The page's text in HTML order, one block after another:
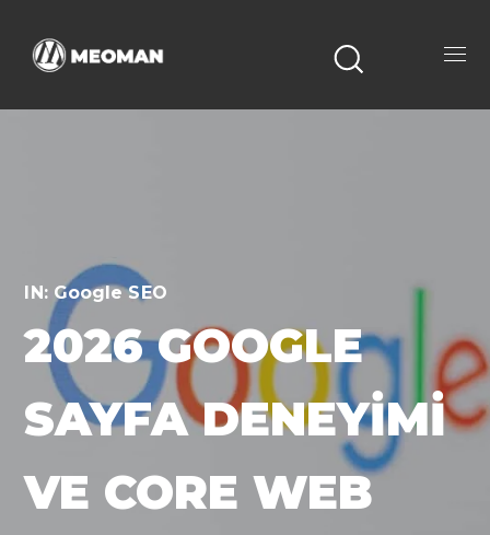
IN: Google SEO
2026 GOOGLE
SAYFA DENEYIMI
VE CORE WEB